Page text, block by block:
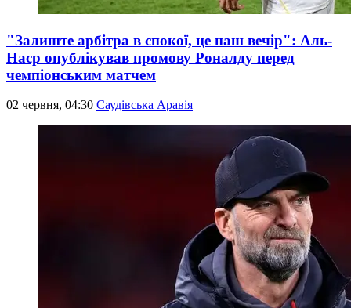
"Залиште арбітра в спокої, це наш вечір": Аль-
Наср опублікував промову Роналду перед
чемпіонським матчем
02 червня, 04:30 Саудівська Аравія